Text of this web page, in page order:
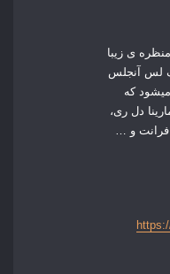
ی زیبا
لس آنجلس
که
دل ری،
فرانت و …